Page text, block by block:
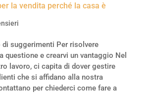
la vendita perché la casa è
di suggerimenti Per risolvere
questione e crearvi un vantaggio Nel
lavoro, ci capita di dover gestire
che si affidano alla nostra
per chiederci come fare a